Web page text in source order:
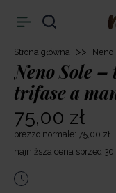
Strona główna >> Neno
Neno Sole
trifase a
75,00 zł
prezzo normale: 75,00 zł
najniższa cena sprzed